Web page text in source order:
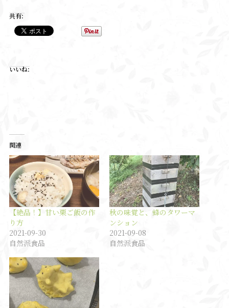
共有:
いいね:
関連
【絶品！】甘い栗ご飯の作
り方
2021-09-30
自然派食品
秋の味覚と、蜂のタワーマ
ンション
2021-09-08
自然派食品